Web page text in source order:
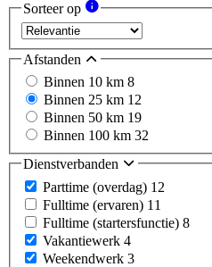
Sorteer op
Afstanden
Binnen 10 km 8
Binnen 25 km 12
Binnen 50 km 19
Binnen 100 km 32
Dienstverbanden
Parttime (overdag) 12
Fulltime (ervaren) 11
Fulltime (startersfunctie) 8
Vakantiewerk 4
Weekendwerk 3